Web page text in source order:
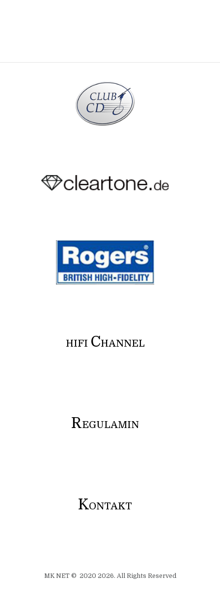
HIFI CHANNEL
REGULAMIN
KONTAKT
MK NET © 2020 2026. All Rights Reserved